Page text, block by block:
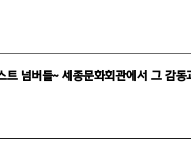
넘버들~ 세종문화회관에서 그 감